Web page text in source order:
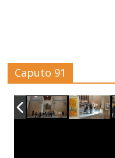
Caputo 91